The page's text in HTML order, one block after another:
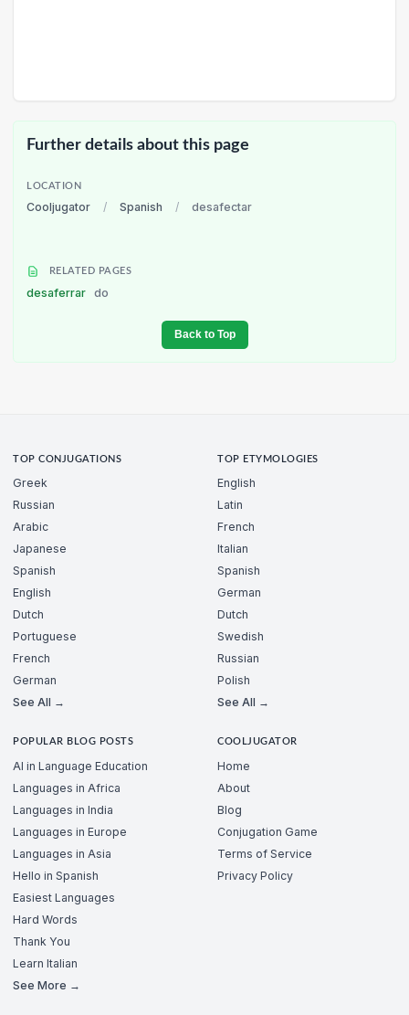
Further details about this page
LOCATION
Cooljugator / Spanish / desafectar
RELATED PAGES
desaferrar do
Back to Top
TOP CONJUGATIONS
Greek
Russian
Arabic
Japanese
Spanish
English
Dutch
Portuguese
French
German
See All →
TOP ETYMOLOGIES
English
Latin
French
Italian
Spanish
German
Dutch
Swedish
Russian
Polish
See All →
POPULAR BLOG POSTS
AI in Language Education
Languages in Africa
Languages in India
Languages in Europe
Languages in Asia
Hello in Spanish
Easiest Languages
Hard Words
Thank You
Learn Italian
See More →
COOLJUGATOR
Home
About
Blog
Conjugation Game
Terms of Service
Privacy Policy